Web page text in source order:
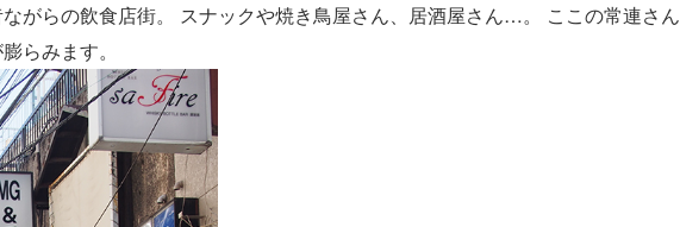
がらの飲食店街。 スナックや焼き鳥屋さん、居酒屋さん…。 ここの常連さん
らみます。